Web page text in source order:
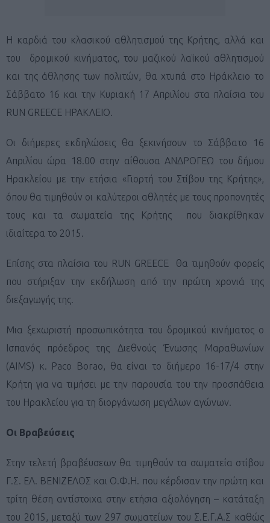
Η καρδιά του κλασικού αθλητισμού της Κρήτης, αλλά και
του δρομικού κινήματος, του μαζικού λαϊκού αθλητισμού
και της άθλησης των πολιτών, θα χτυπά στο Ηράκλειο το
Σάββατο 16 και την Κυριακή 17 Απριλίου στα πλαίσια του
RUN GREECE ΗΡΑΚΛΕΙΟ.
Οι διήμερες εκδηλώσεις θα ξεκινήσουν το Σάββατο 16
Απριλίου ώρα 18.00 στην αίθουσα ΑΝΔΡΟΓΕΩ του δήμου
Ηρακλείου με την ετήσια «Γιορτή του Στίβου της Κρήτης»,
όπου θα τιμηθούν οι καλύτεροι αθλητές με τους προπονητές
τους και τα σωματεία της Κρήτης που διακρίθηκαν
ιδιαίτερα το 2015.
Επίσης στα πλαίσια του RUN GREECE θα τιμηθούν φορείς
που στήριξαν την εκδήλωση από την πρώτη χρονιά της
διεξαγωγής της.
Μια ξεχωριστή προσωπικότητα του δρομικού κινήματος ο
Ισπανός πρόεδρος της Διεθνούς Ένωσης Μαραθωνίων
(AIMS) κ. Paco Borao, θα είναι το διήμερο 16-17/4 στην
Κρήτη για να τιμήσει με την παρουσία του την προσπάθεια
του Ηρακλείου για τη διοργάνωση μεγάλων αγώνων.
Οι Βραβεύσεις
Στην τελετή βραβέυσεων θα τιμηθούν τα σωματεία στίβου
Γ.Σ. ΕΛ. ΒΕΝΙΖΕΛΟΣ και Ο.Φ.Η. που κέρδισαν την πρώτη και
τρίτη θέση αντίστοιχα στην ετήσια αξιολόγηση – κατάταξη
του 2015, μεταξύ των 297 σωματείων του Σ.Ε.Γ.Α.Σ καθώς